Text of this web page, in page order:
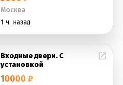
Москва
1 ч. назад
Входные двери. С
установкой
10000 ₽